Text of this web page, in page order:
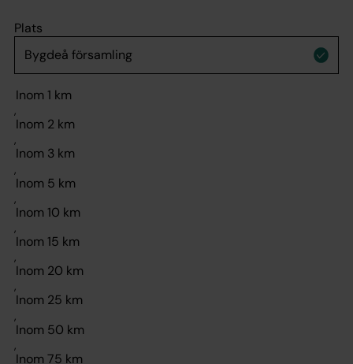
Plats
,
,
,
,
,
,
,
,
,